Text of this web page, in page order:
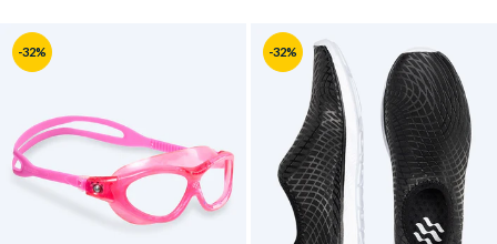
-32% -32%